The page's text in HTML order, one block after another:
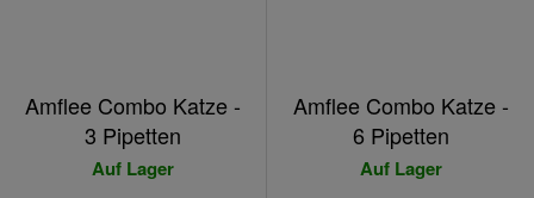
Amflee Combo Katze -
3 Pipetten
Auf Lager
Amflee Combo Katze -
6 Pipetten
Auf Lager